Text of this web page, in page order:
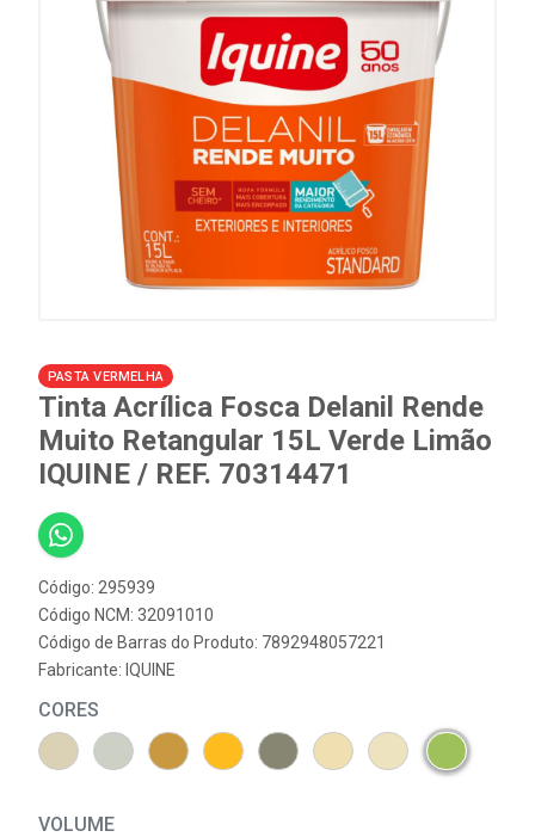
PASTA VERMELHA
Tinta Acrílica Fosca Delanil Rende
Muito Retangular 15L Verde Limão
IQUINE / REF. 70314471
Código: 295939
Código NCM: 32091010
Código de Barras do Produto: 7892948057221
Fabricante: IQUINE
CORES
VOLUME